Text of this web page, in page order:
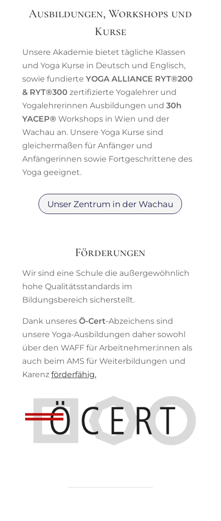
Ausbildungen, Workshops und
Kurse
Unsere Akademie bietet tägliche Klassen
und Yoga Kurse in Deutsch und Englisch,
sowie fundierte YOGA ALLIANCE RYT®200
& RYT®300 zertifizierte Yogalehrer und
Yogalehrerinnen Ausbildungen und 30h
YACEP® Workshops in Wien und der
Wachau an. Unsere Yoga Kurse sind
gleichermaßen für Anfänger und
Anfängerinnen sowie Fortgeschrittene des
Yoga geeignet.
Unser Zentrum in der Wachau
Förderungen
Wir sind eine Schule die außergewöhnlich
hohe Qualitätsstandards im
Bildungsbereich sicherstellt.
Dank unseres Ö-Cert-Abzeichens sind
unsere Yoga-Ausbildungen daher sowohl
über den WAFF für Arbeitnehmer:innen als
auch beim AMS für Weiterbildungen und
Karenz förderfähig.